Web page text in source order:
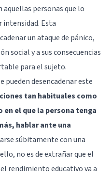
aquellas personas que lo
intensidad. Esta
un ataque de pánico,
social y a sus consecuencias
para el sujeto.
pueden desencadenar este
tan habituales como
el que la persona tenga
hablar ante una
súbitamente con una
no es de extrañar que el
rendimiento educativo va a